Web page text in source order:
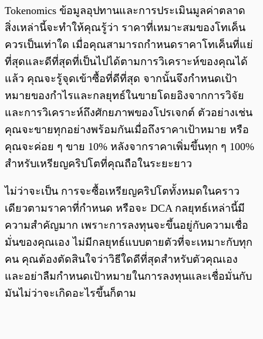
Tokenomics ข้อมูลอุปทานและการประเมินมูลค่าตลาด
สิ่งเหล่านี้จะทำให้คุณรู้ว่า ราคาที่เหมาะสมของโทเค็น
ควรเป็นเท่าใด เมื่อคุณสามารถกำหนดราคาโทเค็นที่แย่
ที่สุดและดีที่สุดที่เป็นไปได้ตามการวิเคราะห์ของคุณได้
แล้ว คุณจะรู้จุดเข้าซื้อที่ดีที่สุด จากนั้นจึงกำหนดเป้า
หมายของกำไรและกลยุทธ์ในขายโดยอิงจากการวิจัย
และการวิเคราะห์ถึงศักยภาพของโปรเจกต์ ตัวอย่างเช่น
คุณจะขายทุกอย่างพร้อมกันเมื่อถึงราคาเป้าหมาย หรือ
คุณจะค่อย ๆ ขาย 10% หลังจากราคาเพิ่มขึ้นทุก ๆ 100%
สำหรับเหรียญคริปโตที่คุณถือในระยะยาว
ไม่ว่าจะเป็น การจะซื้อเหรียญคริปโตทั้งหมดในคราว
เดียวตามราคาที่กำหนด หรือจะ DCA กลยุทธ์เหล่านี้มี
ความสำคัญมาก เพราะการลงทุนจะขึ้นอยู่กับความเชื่อ
มั่นของคุณเอง ไม่มีกลยุทธ์แบบตายตัวที่จะเหมาะกับทุก
คน คุณต้องตัดสินใจว่าวิธีใดดีที่สุดสำหรับตัวคุณเอง
และอย่าลืมกำหนดเป้าหมายในการลงทุนและเชื่อมั่นกับ
มันไม่ว่าจะเกิดอะไรขึ้นก็ตาม